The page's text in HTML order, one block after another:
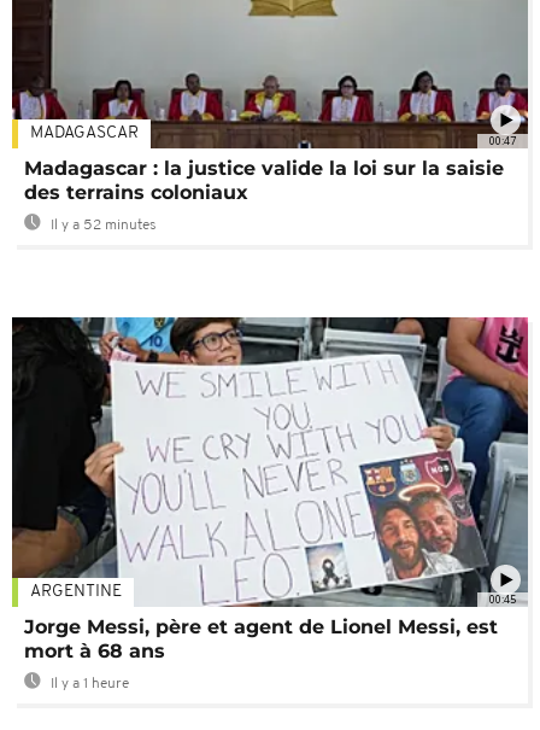
00:47
MADAGASCAR
Madagascar : la justice valide la loi sur la saisie
des terrains coloniaux
Il y a 52 minutes
00:45
ARGENTINE
Jorge Messi, père et agent de Lionel Messi, est
mort à 68 ans
Il y a 1 heure